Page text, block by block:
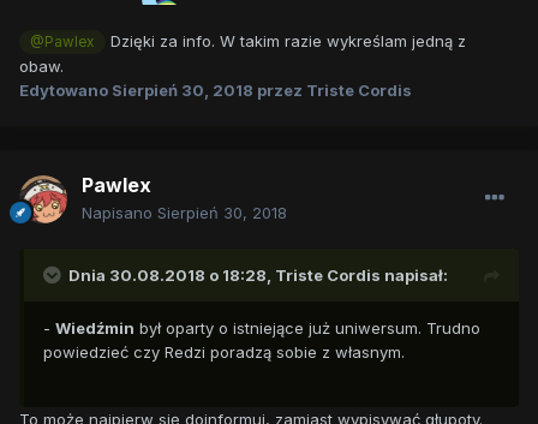
@Pawlex
Dzięki za info. W takim razie wykreślam jedną z
obaw.
Edytowano Sierpień 30, 2018 przez Triste Cordis
Pawlex
Napisano Sierpień 30, 2018
Dnia 30.08.2018 o 18:28, Triste Cordis napisał:
- Wiedźmin był oparty o istniejące już uniwersum. Trudno
powiedzieć czy Redzi poradzą sobie z własnym.
To może najpierw się doinformuj, zamiast wypisywać głupoty.